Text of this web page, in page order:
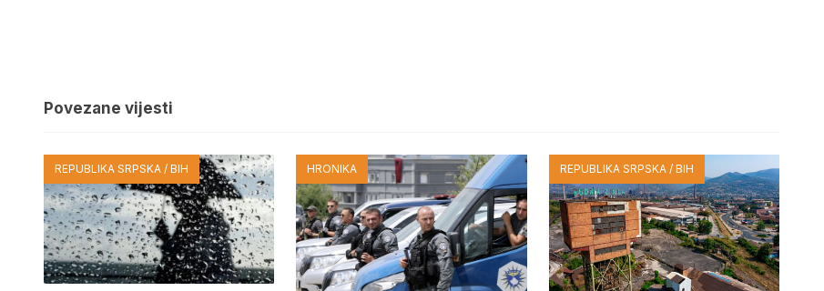
Povezane vijesti
REPUBLIKA SRPSKA / BIH HRONIKA REPUBLIKA SRPSKA / BIH